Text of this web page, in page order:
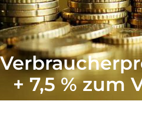
+ 7,5 % zum